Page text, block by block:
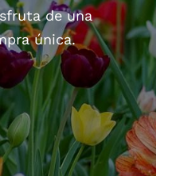
de una
única.